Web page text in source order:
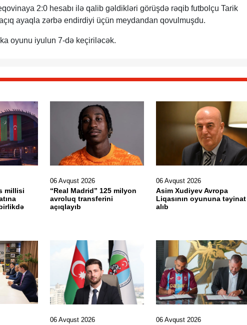
2:0 hesabı ilə qalib gəldikləri görüşdə rəqib futbolçu Tarik
ayaqla zərbə endirdiyi üçün meydandan qovulmuşdu.
oyunu iyulun 7-də keçiriləcək.
millisi
06 Avqust 2026
“Real Madrid” 125 milyon
avroluq transferini
açıqlayıb
06 Avqust 2026
Asim Xudiyev Avropa
Liqasının oyununa təyinat
alıb
06 Avqust 2026 06 Avqust 2026